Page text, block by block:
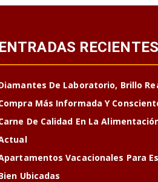
ENTRADAS RECIENTES
De Laboratorio, Brillo
Más Informada Y
De Calidad En La
Vacacionales Para
Ubicadas